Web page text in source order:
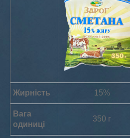
Жирність 15%
Вага
одиниці
350 г